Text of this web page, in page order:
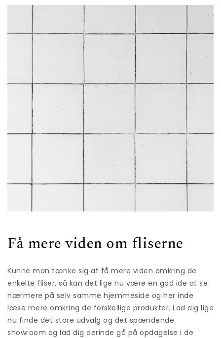
Få mere viden om fliserne
Kunne man tænke sig at få mere viden omkring de
enkelte fliser, så kan det lige nu være en god ide at se
nærmere på selv samme hjemmeside og her inde
læse mere omkring de forskellige produkter. Lad dig lige
nu finde det store udvalg og det spændende
showroom og lad dig derinde gå på opdagelse i de